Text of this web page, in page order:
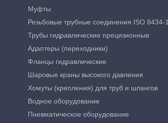
Муфты
Резьбовые трубные соединения ISO 8434-1
Трубы гидравлические прецизионные
Адаптеры (переходники)
Фланцы гидравлические
Шаровые краны высокого давления
Хомуты (крепления) для труб и шлангов
Водное оборудование
Пневматическое оборудование